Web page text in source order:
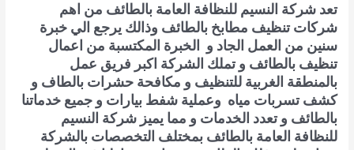
تعد شركة النسيم للنظافة العامة بالطائف من اهم
شركات تنظيف مطابخ بالطائف وذالك يرجع الي خبرة
سنين من العمل الجاد و الخبرة المكتسبة من اعمال
تنظيف بالطائف و تملك الشركة اكبر فريق عمل
بالمنطقة الغربية للتنظيف و مكافحة حشرات بالطاف و
كشف تسربات مياه وعملية شفط بيارات و جميع خدماتنا
بالطائف و تعدد الخدمات و مما يميز شركة النسيم
للنظافة العامة بالطائف بمختلف التخصصات بالشركة